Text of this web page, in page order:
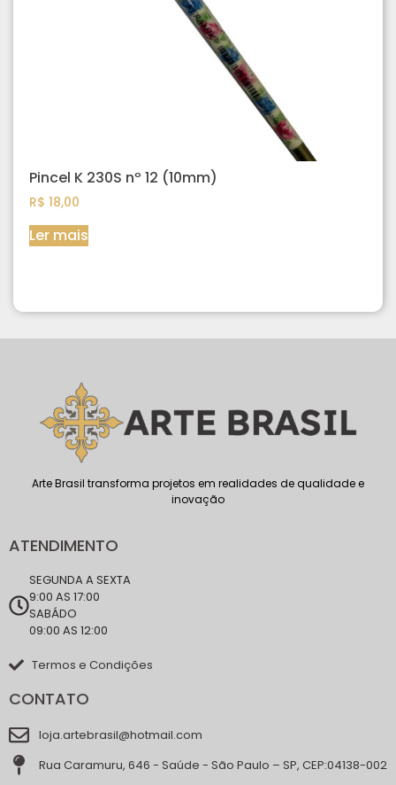
Pincel K 230S nº 12 (10mm)
R$ 18,00
Ler mais
Arte Brasil transforma projetos em realidades de qualidade e
inovação
ATENDIMENTO
SEGUNDA A SEXTA
9:00 AS 17:00
SABÁDO
09:00 AS 12:00
Termos e Condições
CONTATO
loja.artebrasil@hotmail.com
Rua Caramuru, 646 - Saúde - São Paulo – SP, CEP:04138-002